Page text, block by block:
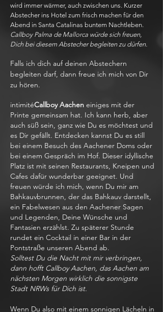
wird immer wärmer, auch zwischen uns. Kurzer
Abstecher ins Hotel zum frisch machen für den
Abend in Santa Catalinas buntem Nachtleben.
Callboy Palma de Mallorca würde sich freuen,
Dich bei diesem Abstecher begleiten zu dürfen.
Falls ich dich auf deinen Abstechern
begleiten darf, dann freue ich mich von Dir
zu hören.
intimitéCallboy Aachen einiges mit der
Printe gemeinsam hat. Ich kann herb, aber
auch süß sein, ganz wie Du es möchtest und
es Dir gefällt. Entdecken kannst Du es still
bei einem Besuch des Aachener Doms oder
bei einem Gespräch im Hof. Dieser idyllische
Platz ist mit seinen Restaurants, Kneipen und
Cafes dafür wunderbar geeignet. Und
freuen würde ich mich, wenn Du mir am
Bahkauvbrunnen, der das Bahkauv darstellt,
ein Fabelwesen aus den Aachener Sagen
und Legenden, Deine Wünsche und
Fantasien erzählst. Zu späterer Stunde
rundet ein Cocktail in einer Bar in der
Pontstraße unseren Abend ab.
Solltest Du die Nacht mit mir verbringen,
dann hofft Callboy Aachen, das Aachen am
nächsten Morgen wirklich die sonnigste
Stadt NRWs für Dich ist.
Wenn Du also mit einem sonnigen Lächeln in